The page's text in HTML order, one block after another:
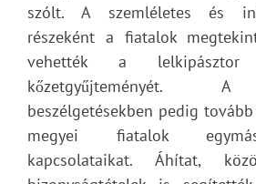
szólt. A szemléletes és
részeként a fiatalok
vehették a
kőzetgyűjteményét. A
beszélgetésekben pedig
megyei fiatalok
kapcsolataikat. Áhítat,